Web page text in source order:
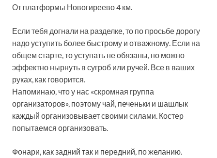
От платформы Новогиреево 4 км.
Если тебя догнали на разделке, то по просьбе дорогу
надо уступить более быстрому и отважному. Если на
общем старте, то уступать не обязаны, но можно
эффектно нырнуть в сугроб или ручей. Все в ваших
руках, как говорится.
Напоминаю, что у нас «скромная группа
организаторов», поэтому чай, печеньки и шашлык
каждый организовывает своими силами. Костер
попытаемся организовать.
Фонари, как задний так и передний, по желанию.